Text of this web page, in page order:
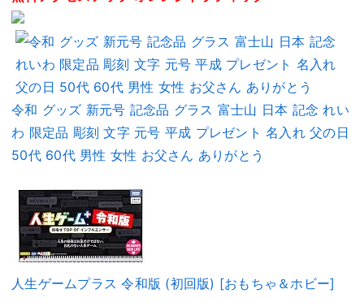
令和 グッズ 新元号 記念品 グラス 富士山 日本 記念 れい
わ 限定品 彫刻 文字 元号 平成 プレゼント 名入れ 父の日
50代 60代 男性 女性 お父さん ありがとう
人生ゲームプラス 令和版 (初回版) [おもちゃ＆ホビー]